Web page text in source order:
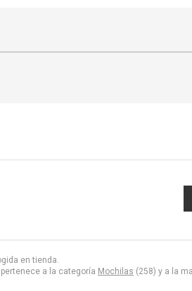
en tienda.
a la categoría Mochilas (258) y a la